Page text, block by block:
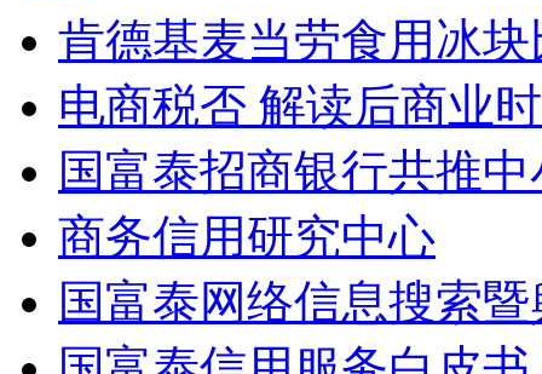
肯德基麦当劳食用冰
电商税否 解读后商业
国富泰招商银行共推
商务信用研究中心
国富泰网络信息搜索